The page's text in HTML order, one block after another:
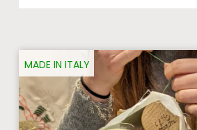
MADE IN ITALY